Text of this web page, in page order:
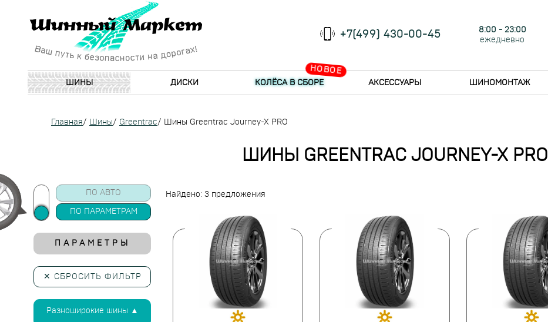
+7(499) 430-00-45
8:00 - 23:00
ежедневно
ШИНЫ ДИСКИ
НОВОЕ
КОЛЁСА В СБОРЕ АКСЕССУАРЫ ШИНОМОНТАЖ
Главная/ Шины/ Greentrac/ Шины Greentrac Journey-X PRO
ШИНЫ GREENTRAC JOURNEY-X PRO
Найдено: 3 предложения
ПО АВТО
ПО ПАРАМЕТРАМ
ПАРАМЕТРЫ
✕ СБРОСИТЬ ФИЛЬТР
Разноширокие шины ▲